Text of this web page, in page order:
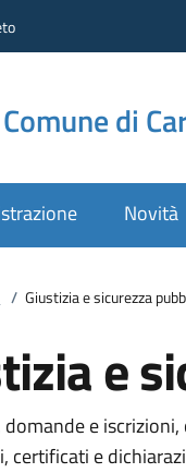
Comune di
Novità
/ Giustizia e sicurezza
e
e
certificati e